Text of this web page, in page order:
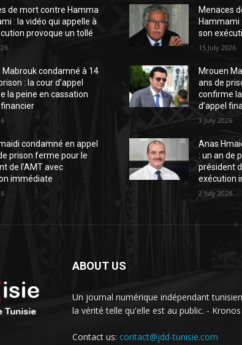
de mort contre Hamma
: la vidéo qui appelle à
provoque un tollé
Mabrouk condamné à 14
: la cour d’appel
la peine en cassation
financier
condamné en appel
prison ferme pour le
de l’AMT avec
immédiate
Menaces
Hammami
son
15 July 2026
Mrouen
ans de
confirme
d’appel
3 July 2026
Anas
: un an de
président
exécution
2 July 2026
ABOUT US
Un journal numérique indépendant
la vérité telle qu'elle est au public. -
Contact us: contact@jdd-tunisie.com